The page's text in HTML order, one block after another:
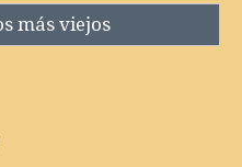
más viejos